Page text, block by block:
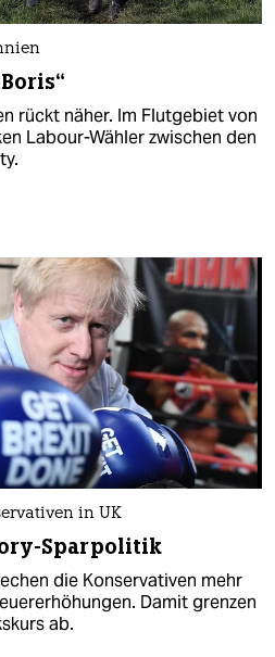
rückt näher. Im Flutgebiet von
Labour-Wähler zwischen den
in UK
Sparpolitik
die Konservativen mehr
Damit grenzen
ab.